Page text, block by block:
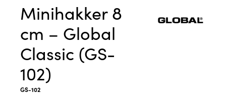
Minihakker 8
cm – Global
Classic (GS-
102)
GS-102